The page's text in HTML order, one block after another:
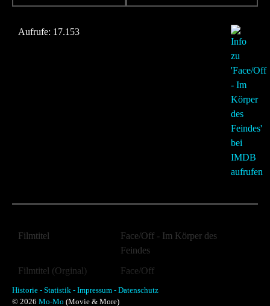
Aufrufe: 17.153
Filmtitel
Face/Off - Im Körper des
Feindes
Filmtitel (Orginal)
Face/Off
Jahr:
1997
Historie - Statistik - Impressum - Datenschutz
© 2026 Mo-Mo (Movie & More)